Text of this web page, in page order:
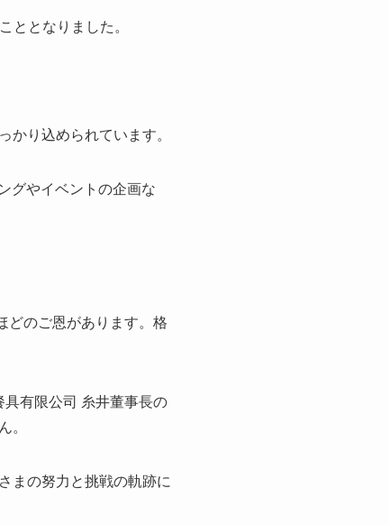
ととなりました。
かり込められています。
グやイベントの企画な
どのご恩があります。格
有限公司 糸井董事長の
。
まの努力と挑戦の軌跡に